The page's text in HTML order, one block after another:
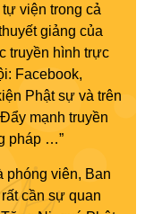
viện trong cả
giảng của
truyền hình trực
Facebook,
Phật sự và trên
mạnh truyền
pháp …”
phóng viên, Ban
cần sự quan